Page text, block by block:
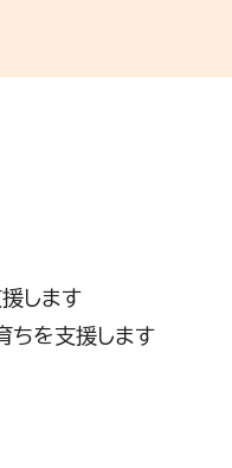
します
を支援します